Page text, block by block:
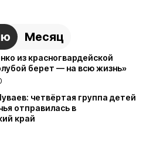
Месяц
из красногвардейской
берет — на всю жизнь»
четвёртая группа детей
отправилась в
край